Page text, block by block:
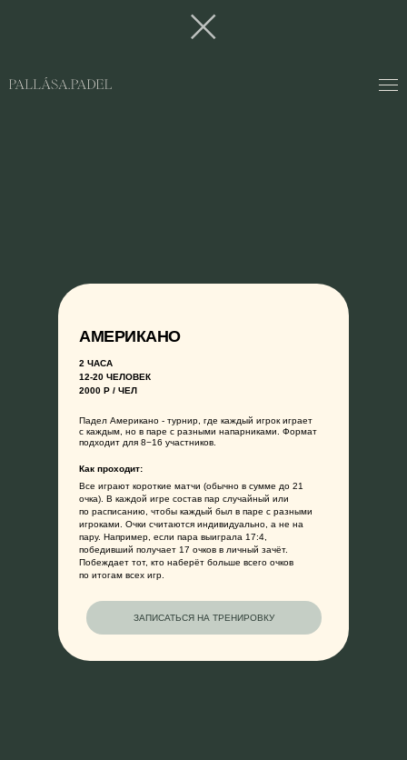
АМЕРИКАНО
ЗАПИСАТЬСЯ НА ТРЕНИРОВКУ
Как проходит:
Все играют короткие матчи (обычно в сумме до 21
очка). В каждой игре состав пар случайный или
по расписанию, чтобы каждый был в паре с разными
игроками. Очки считаются индивидуально, а не на
пару. Например, если пара выиграла 17:4,
победивший получает 17 очков в личный зачёт.
Побеждает тот, кто наберёт больше всего очков
по итогам всех игр.
Падел Американо - турнир, где каждый игрок играет
с каждым, но в паре с разными напарниками. Формат
подходит для 8−16 участников.
2 ЧАСА
12-20 ЧЕЛОВЕК
2000 Р / ЧЕЛ